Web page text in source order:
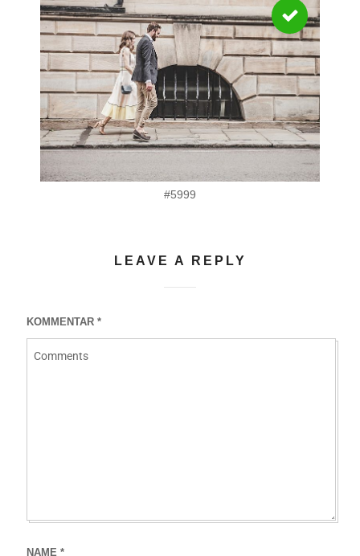
#5999
LEAVE A REPLY
KOMMENTAR *
NAME *